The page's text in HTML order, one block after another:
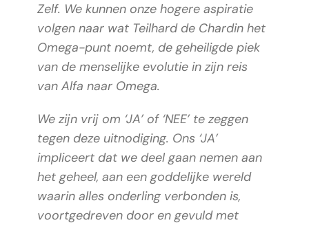
Zelf. We kunnen onze hogere aspiratie
volgen naar wat Teilhard de Chardin het
Omega-punt noemt, de geheiligde piek
van de menselijke evolutie in zijn reis
van Alfa naar Omega.
We zijn vrij om ‘JA’ of ‘NEE’ te zeggen
tegen deze uitnodiging. Ons ‘JA’
impliceert dat we deel gaan nemen aan
het geheel, aan een goddelijke wereld
waarin alles onderling verbonden is,
voortgedreven door en gevuld met